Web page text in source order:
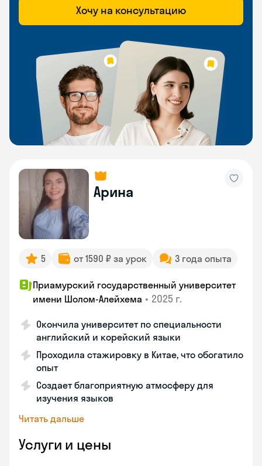
Хочу на консультацию
Арина
5 от 1590 ₽ за урок 3 года опыта
Приамурский государственный университет
имени Шолом-Алейхема • 2025 г.
Окончила университет по специальности
английский и корейский языки
Проходила стажировку в Китае, что обогатило
опыт
Создает благоприятную атмосферу для
изучения языков
Читать дальше
Услуги и цены